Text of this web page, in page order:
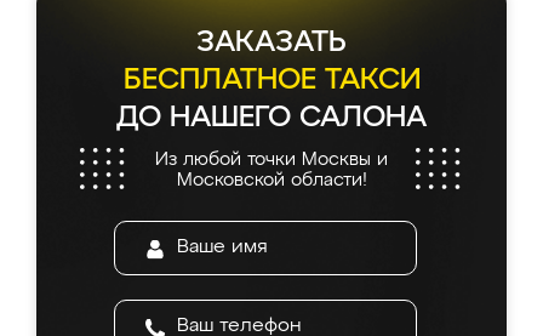
ЗАКАЗАТЬ
БЕСПЛАТНОЕ ТАКСИ
ДО НАШЕГО САЛОНА
Из любой точки Москвы и
Московской области!